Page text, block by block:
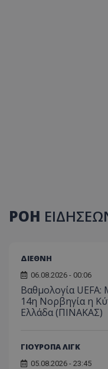
ΡΟΗ
ΔΙΕΘΝΗ
06.08.2026 - 00:06
Βαθμολογία
14η Νορβηγία η
Ελλάδα (ΠΙΝΑΚΑΣ)
ΓΙΟΥΡΟΠΑ ΛΙΓΚ
05.08.2026 - 23:45